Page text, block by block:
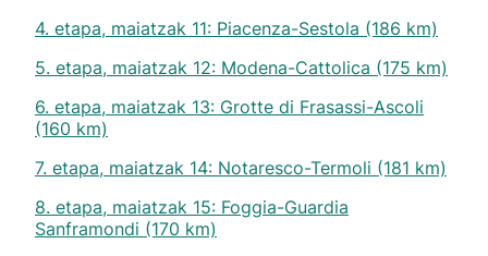
4. etapa, maiatzak 11: Piacenza-Sestola (186 km)
5. etapa, maiatzak 12: Modena-Cattolica (175 km)
6. etapa, maiatzak 13: Grotte di Frasassi-Ascoli
(160 km)
7. etapa, maiatzak 14: Notaresco-Termoli (181 km)
8. etapa, maiatzak 15: Foggia-Guardia
Sanframondi (170 km)